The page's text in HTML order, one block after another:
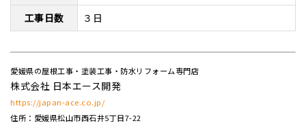
工事日数
３日
愛媛県の屋根工事・塗装工事・防水リフォーム専門店
株式会社 日本エース開発
https://japan-ace.co.jp/
住所：愛媛県松山市西石井5丁目7-22